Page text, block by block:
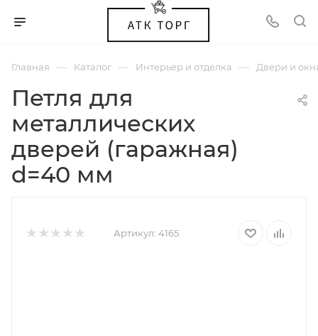
Главная — Каталог — Интерьер и отделка — Двери и
Петля для
металлических
дверей (гаражная)
d=40 мм
Артикул: 4165